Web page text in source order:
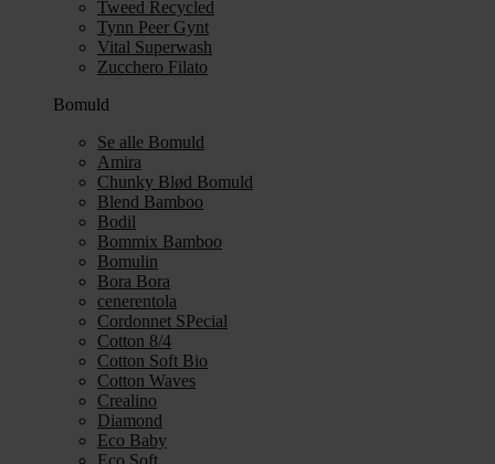
Tweed Recycled
Tynn Peer Gynt
Vital Superwash
Zucchero Filato
Bomuld
Se alle Bomuld
Amira
Chunky Blød Bomuld
Blend Bamboo
Bodil
Bommix Bamboo
Bomulin
Bora Bora
cenerentola
Cordonnet SPecial
Cotton 8/4
Cotton Soft Bio
Cotton Waves
Crealino
Diamond
Eco Baby
Eco Soft